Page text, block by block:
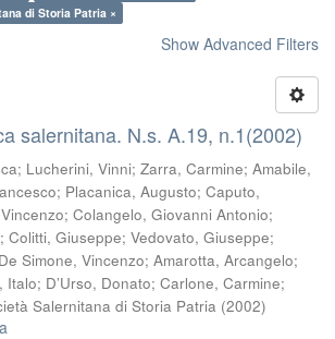
di Storia Patria ×
Show Advanced Filters
salernitana. N.s. A.19, n.1(2002)
; Lucherini, Vinni; Zarra, Carmine; Amabile,
; Placanica, Augusto; Caputo,
; Colangelo, Giovanni Antonio;
; Colitti, Giuseppe; Vedovato, Giuseppe;
De Simone, Vincenzo; Amarotta, Arcangelo;
Italo; D’Urso, Donato; Carlone, Carmine;
Salernitana di Storia Patria (2002)